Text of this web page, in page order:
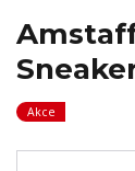
Akce